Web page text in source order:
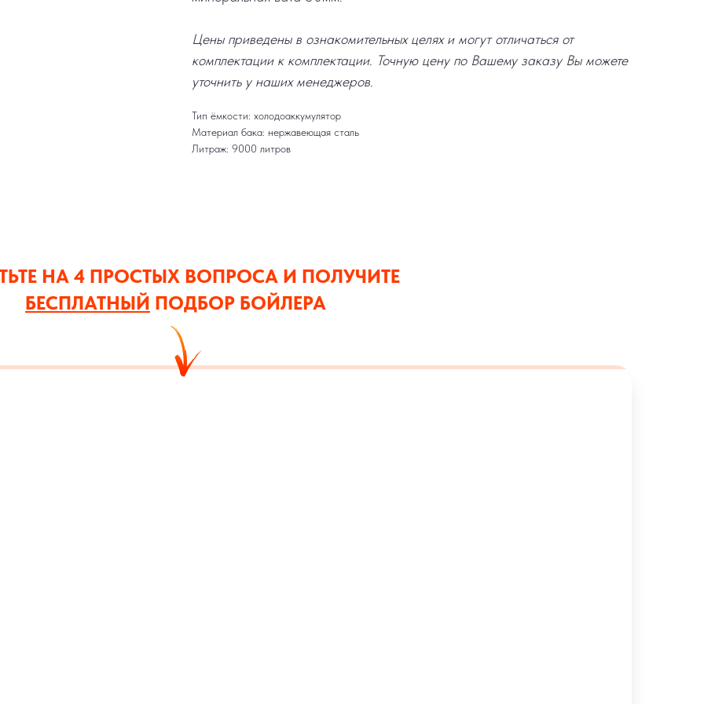
Цены приведены в ознакомительных целях и могут отличаться от
комплектации к комплектации. Точную цену по Вашему заказу Вы можете
уточнить у наших менеджеров.
Тип ёмкости: холодоаккумулятор
Материал бака: нержавеющая сталь
Литраж: 9000 литров
НА 4 ПРОСТЫХ ВОПРОСА И ПОЛУЧИТЕ
БЕСПЛАТНЫЙ ПОДБОР БОЙЛЕРА